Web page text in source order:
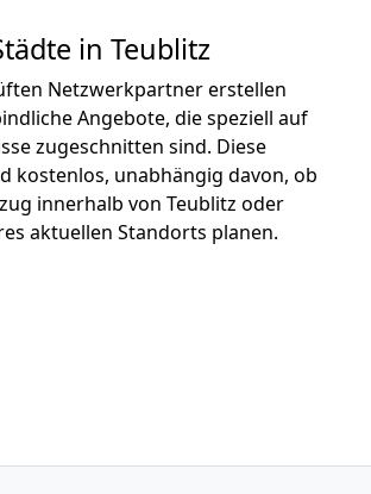
in Teublitz
Netzwerkpartner erstellen
Angebote, die speziell auf
zugeschnitten sind. Diese
kostenlos, unabhängig davon, ob
innerhalb von Teublitz oder
aktuellen Standorts planen.